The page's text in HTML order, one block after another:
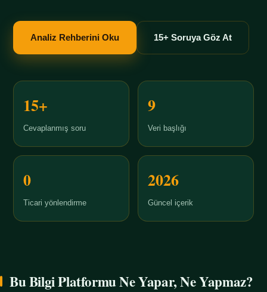
Analiz Rehberini Oku 15+ Soruya Göz At
15+
Cevaplanmış soru
9
Veri başlığı
0
Ticari yönlendirme
2026
Güncel içerik
Bu Bilgi Platformu Ne Yapar, Ne Yapmaz?